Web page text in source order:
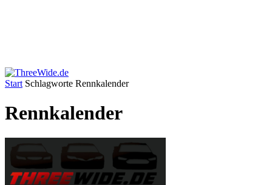
Start Schlagworte Rennkalender
Rennkalender